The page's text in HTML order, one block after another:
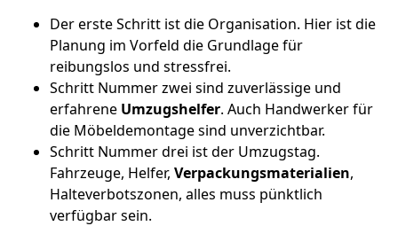
Der erste Schritt ist die Organisation. Hier ist die
Planung im Vorfeld die Grundlage für
reibungslos und stressfrei.
Schritt Nummer zwei sind zuverlässige und
erfahrene Umzugshelfer. Auch Handwerker für
die Möbeldemontage sind unverzichtbar.
Schritt Nummer drei ist der Umzugstag.
Fahrzeuge, Helfer, Verpackungsmaterialien,
Halteverbotszonen, alles muss pünktlich
verfügbar sein.